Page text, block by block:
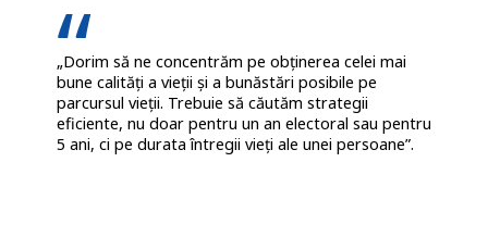
„Dorim să ne concentrăm pe obținerea celei mai
bune calități a vieții și a bunăstări posibile pe
parcursul vieții. Trebuie să căutăm strategii
eficiente, nu doar pentru un an electoral sau pentru
5 ani, ci pe durata întregii vieți ale unei persoane”.